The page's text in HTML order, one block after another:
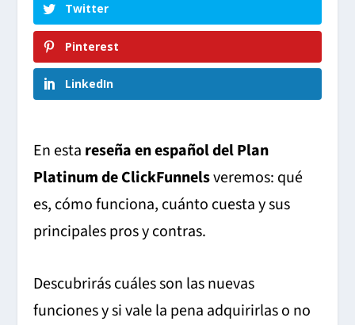
Twitter
Pinterest
LinkedIn
En esta reseña en español del Plan
Platinum de ClickFunnelsveremos: qué
es, cómo funciona, cuánto cuesta y sus
principales pros y contras.
Descubrirás cuáles son las nuevas
funciones y si vale la pena adquirirlas o no